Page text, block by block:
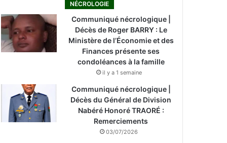
NÉCROLOGIE
Communiqué nécrologique |
Décès de Roger BARRY : Le
Ministère de l’Économie et des
Finances présente ses
condoléances à la famille
il y a 1 semaine
Communiqué nécrologique |
Décès du Général de Division
Nabéré Honoré TRAORÉ :
Remerciements
03/07/2026